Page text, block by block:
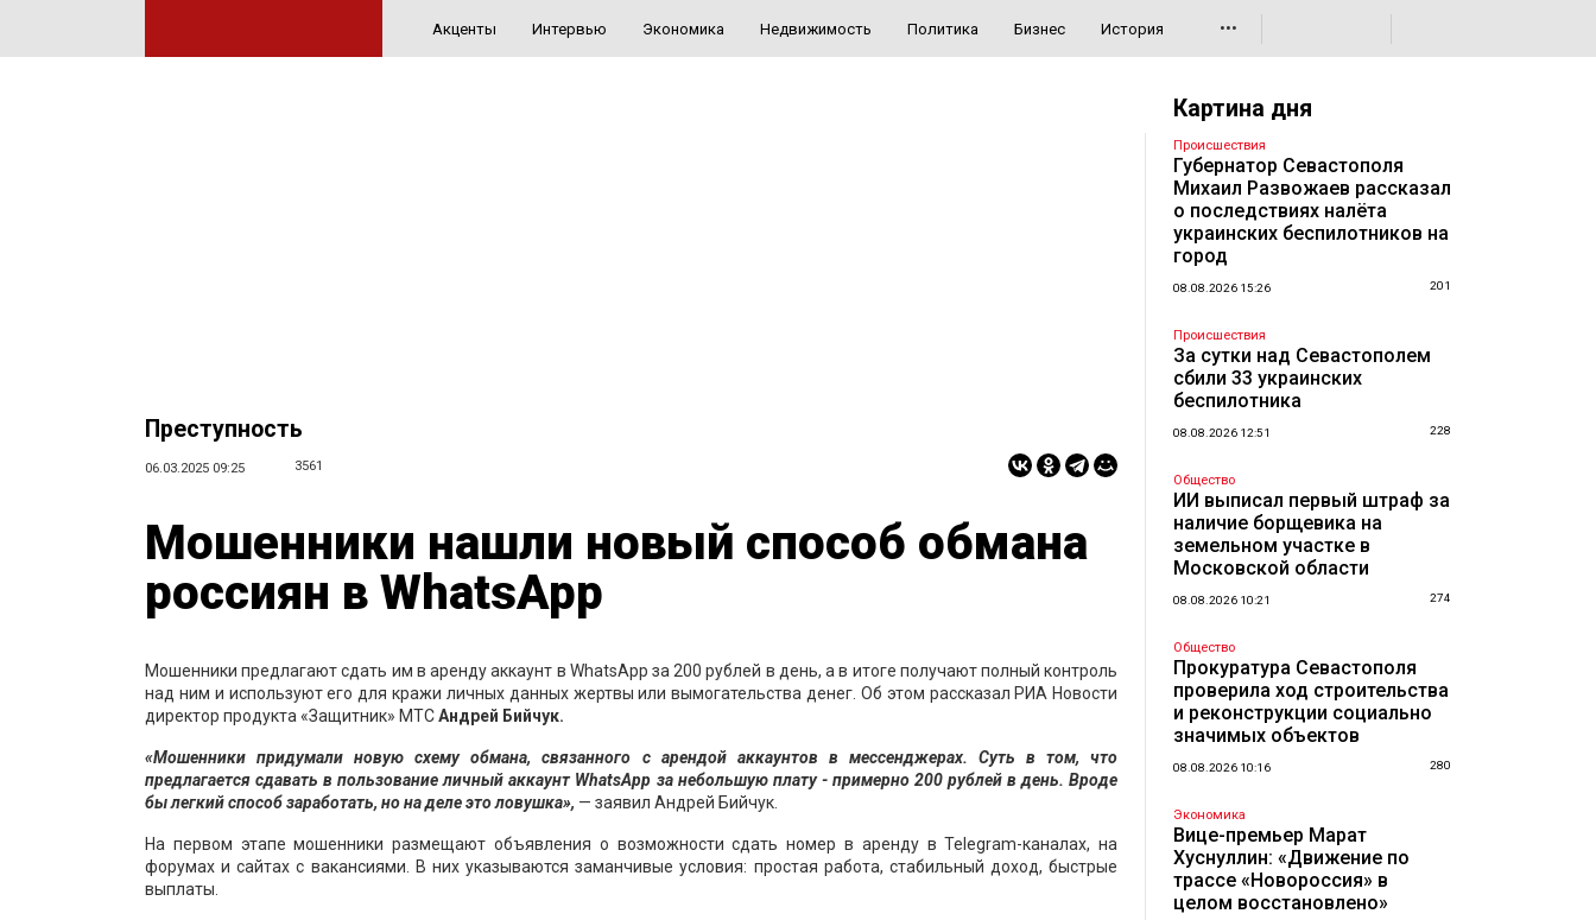
Акценты Интервью Экономика Недвижимость Политика Бизнес История •••
Преступность
06.03.2025 09:25 3561
Мошенники нашли новый способ обмана
россиян в WhatsApp
Мошенники предлагают сдать им в аренду аккаунт в WhatsApp за 200 рублей в день, а в итоге получают полный контроль
над ним и используют его для кражи личных данных жертвы или вымогательства денег. Об этом рассказал РИА Новости
директор продукта «Защитник» МТСАндрей Бийчук.
«Мошенники придумали новую схему обмана, связанного с арендой аккаунтов в мессенджерах. Суть в том, что
предлагается сдавать в пользование личный аккаунт WhatsApp за небольшую плату - примерно 200 рублей в день. Вроде
бы легкий способ заработать, но на деле это ловушка», — заявил Андрей Бийчук.
На первом этапе мошенники размещают объявления о возможности сдать номер в аренду в Telegram-каналах, на
форумах и сайтах с вакансиями. В них указываются заманчивые условия: простая работа, стабильный доход, быстрые
выплаты.
Картина дня
Происшествия
Губернатор Севастополя
Михаил Развожаев рассказал
о последствиях налёта
украинских беспилотников на
город
08.08.2026 15:26 201
Происшествия
За сутки над Севастополем
сбили 33 украинских
беспилотника
08.08.2026 12:51 228
Общество
ИИ выписал первый штраф за
наличие борщевика на
земельном участке в
Московской области
08.08.2026 10:21 274
Общество
Прокуратура Севастополя
проверила ход строительства
и реконструкции социально
значимых объектов
08.08.2026 10:16 280
Экономика
Вице-премьер Марат
Хуснуллин: «Движение по
трассе «Новороссия» в
целом восстановлено»